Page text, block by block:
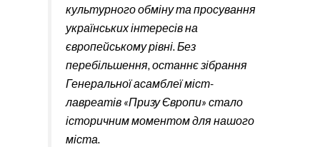
культурного обміну та просування
українських інтересів на
європейському рівні. Без
перебільшення, останнє зібрання
Генеральної асамблеї міст-
лавреатів «Призу Європи» стало
історичним моментом для нашого
міста.